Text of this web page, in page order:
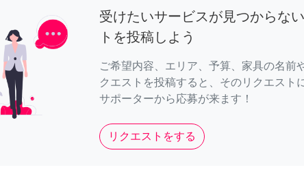
受けたいサービスが見つからな
トを投稿しよう
ご希望内容、エリア、予算、家具の名前
クエストを投稿すると、そのリクエスト
サポーターから応募が来ます！
リクエストをする